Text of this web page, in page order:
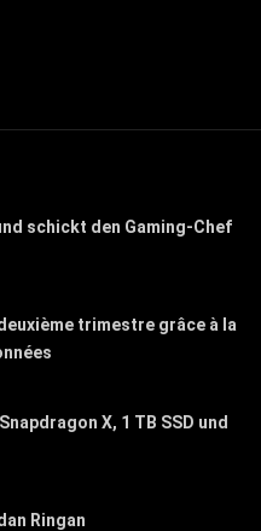
schickt den Gaming-Chef
trimestre grâce à la
X, 1 TB SSD und
Ringan